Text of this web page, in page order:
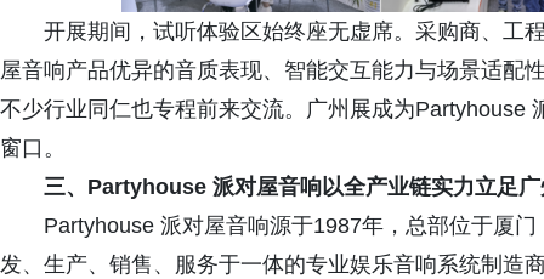
开展期间，试听体验区始终座无虚席。采购商、工
屋音响产品优异的音质表现、智能交互能力与场景适配
不少行业同仁也专程前来交流。广州展成为Partyhouse
窗口。
三、 Partyhouse 派对屋音响以全产业链实力立足
Partyhouse 派对屋音响源于1987年，总部位于厦
发、生产、销售、服务于一体的专业娱乐音响系统制造